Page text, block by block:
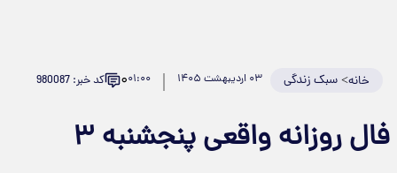
خانه>سبک زندگی ۰۳ اردیبهشت ۱۴۰۵ ۰۱:۰۰۰ کد خبر: 980087
فال روزانه واقعی پنجشنبه ۳